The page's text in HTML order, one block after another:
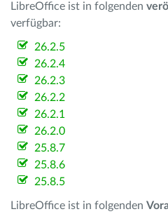
LibreOffice ist in folgenden
verfügbar:
26.2.5
26.2.4
26.2.3
26.2.2
26.2.1
26.2.0
25.8.7
25.8.6
25.8.5
LibreOffice ist in folgenden